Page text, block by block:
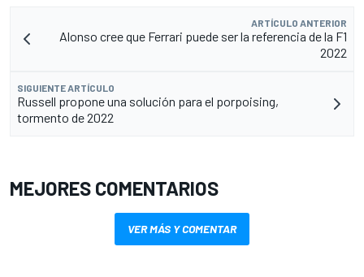
ARTÍCULO ANTERIOR
Alonso cree que Ferrari puede ser la referencia de la F1
2022
SIGUIENTE ARTÍCULO
Russell propone una solución para el porpoising,
tormento de 2022
MEJORES COMENTARIOS
VER MÁS Y COMENTAR